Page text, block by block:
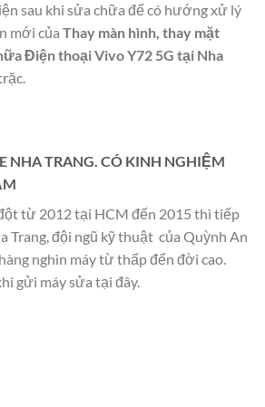
sau khi sửa chữa để có hướng xử lý
mới của Thay màn hình, thay mặt
Điện thoại Vivo Y72 5G tại Nha
NHA TRANG. CÓ KINH NGHIỆM
từ 2012 tại HCM đến 2015 thì tiếp
Trang, đội ngũ kỹ thuật của Quỳnh An
nghìn máy từ thấp đến đời cao.
gửi máy sửa tại đây.